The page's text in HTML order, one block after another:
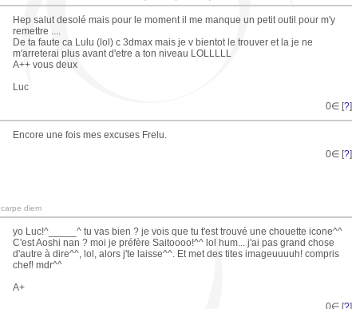
Hep salut desolé mais pour le moment il me manque un petit outil pour m'y
remettre ....
De ta faute ca Lulu (lol) c 3dmax mais je v bientot le trouver et la je ne
m'arreterai plus avant d'etre a ton niveau LOLLLLL
A++ vous deux
Luc
0∈ [?]
Encore une fois mes excuses Frelu.
0∈ [?]
carpe diem
yo Luc!^_____^ tu vas bien ? je vois que tu t'est trouvé une chouette icone^^
C'est Aoshi nan ? moi je préfère Saitoooo!^^ lol hum... j'ai pas grand chose
d'autre à dire^^, lol, alors j'te laisse^^. Et met des tites imageuuuuh! compris
chef! mdr^^
A+
0∈ [?]